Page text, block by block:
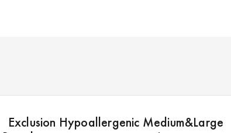
Exclusion Hypoallergenic Medium&Large